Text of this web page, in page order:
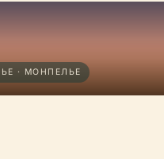
· МОНПЕЛЬЕ